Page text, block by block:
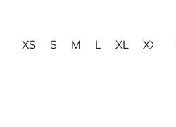
XS S M L XL XXL